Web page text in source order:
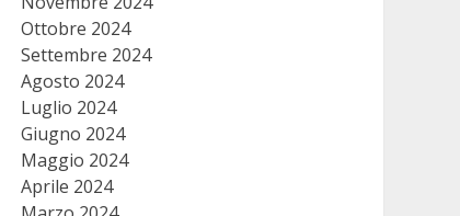
Ottobre 2024
Settembre 2024
Agosto 2024
Luglio 2024
Giugno 2024
Maggio 2024
Aprile 2024